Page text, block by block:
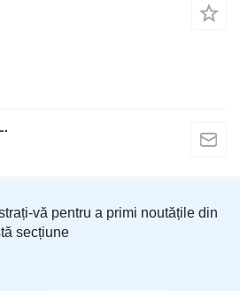
vă pentru a primi noutățile din
secțiune